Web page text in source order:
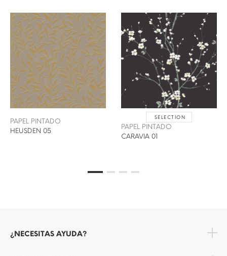
PAPEL PINTADO
HEUSDEN 05
SELECTION
PAPEL PINTADO
CARAVIA 01
¿NECESITAS AYUDA?